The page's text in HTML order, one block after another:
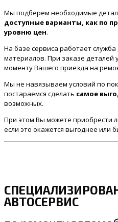
Мы подберем необходимые
доступные варианты, как по
уровню цен.
На базе сервиса работает
материалов. При заказе деталей
моменту Вашего приезда на
Мы не навязываем условий по
постараемся сделать самое
возможных.
При этом Вы можете приобрести
если это окажется выгоднее или
АВТОСЕРВИС